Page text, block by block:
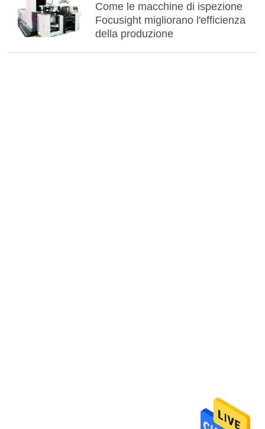
Come le macchine di ispezione
Focusight migliorano l'efficienza
della produzione